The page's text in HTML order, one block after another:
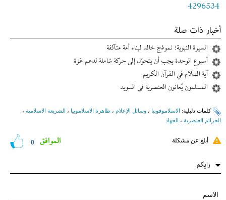
4296534
أخبار ذات صلة
السيرة النبوية؛ نموذج خالد لبناء أمة متآلفة
أسبوع الوحدة يجب أن يتحوّل إلى حركة شاملة لدعم غزة
آية السلام في القرآن الكريم
المسلمون یُعانون العنصریة فی السوید
کلمات دلیلیة: الاسلاموفوبیا ، وسائل الإعلام ، ظاهرة الاسلاموبيا ، الشريعة الاسلامية ،
الجرائم العنصریة ، الجهاد
أبلغ عن مشكلة 0 الموافق
رایکم
الاسم